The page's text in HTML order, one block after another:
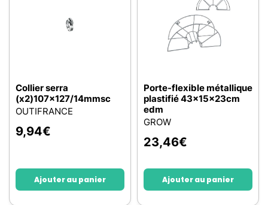
Collier serra
(x2)107x127/14mmsc
OUTIFRANCE
9,94€
Ajouter au panier
Porte-flexible métallique
plastifié 43x15x23cm
edm
GROW
23,46€
Ajouter au panier